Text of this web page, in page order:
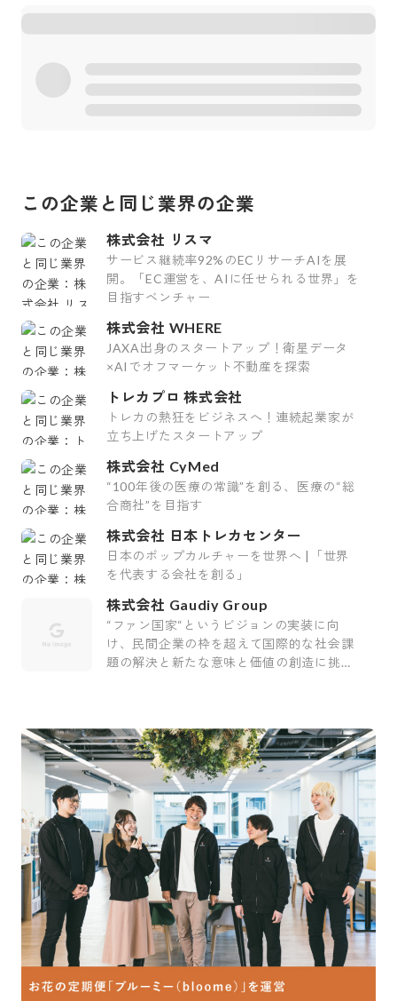
この企業と同じ業界の企業
株式会社 リスマ
サービス継続率92%のECリサーチAIを展
開。「EC運営を、AIに任せられる世界」を
目指すベンチャー
株式会社 WHERE
JAXA出身のスタートアップ！衛星データ
×AIでオフマーケット不動産を探索
トレカプロ 株式会社
トレカの熱狂をビジネスへ！連続起業家が
立ち上げたスタートアップ
株式会社 CyMed
“100年後の医療の常識”を創る、医療の“総
合商社”を目指す
株式会社 日本トレカセンター
日本のポップカルチャーを世界へ |「世界
を代表する会社を創る」
株式会社 Gaudiy Group
“ファン国家“というビジョンの実装に向
け、民間企業の枠を超えて国際的な社会課
題の解決と新たな意味と価値の創造に挑む